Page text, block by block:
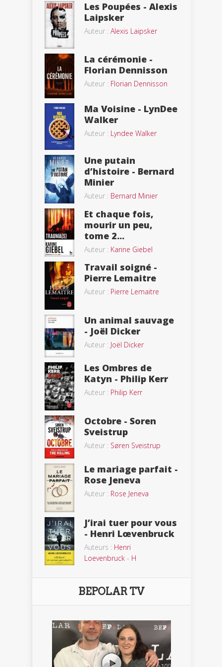
Les Poupées - Alexis
Laipsker
Auteur : Alexis Laipsker
La cérémonie -
Florian Dennisson
Auteur : Florian Dennisson
Ma Voisine - LynDee
Walker
Auteur : Lyndee Walker
Une putain
d’histoire - Bernard
Minier
Auteur : Bernard Minier
Et chaque fois,
mourir un peu,
tome 2...
Auteur : Karine Giebel
Travail soigné -
Pierre Lemaitre
Auteur : Pierre Lemaitre
Un animal sauvage
- Joël Dicker
Auteur : Joël Dicker
Les Ombres de
Katyn - Philip Kerr
Auteur : Philip Kerr
Octobre - Soren
Sveistrup
Auteur : Søren Sveistrup
Le mariage parfait -
Rose Jeneva
Auteur : Rose Jeneva
J’irai tuer pour vous
- Henri Lœvenbruck
Auteurs : Henri
Loevenbruck - H
BEPOLAR TV